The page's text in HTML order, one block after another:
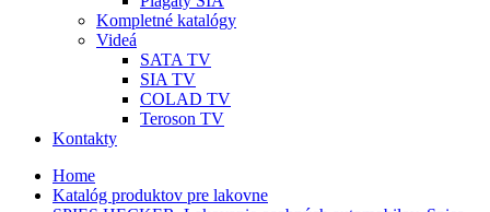
Kompletné katalógy
Videá
SATA TV
SIA TV
COLAD TV
Teroson TV
Kontakty
Home
Katalóg produktov pre lakovne